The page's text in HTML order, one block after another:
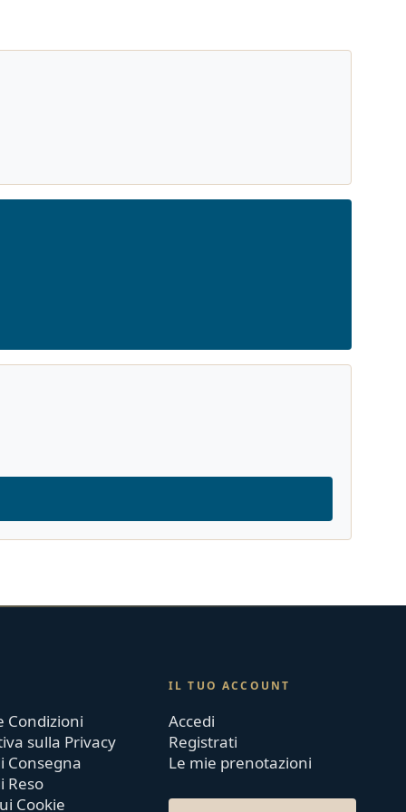
Condizioni
sulla Privacy
Consegna
Reso
Cookie
IL TUO ACCOUNT
Accedi
Registrati
Le mie prenotazioni